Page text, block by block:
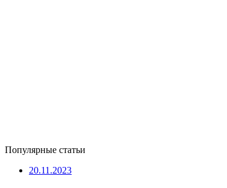
Популярные статьи
20.11.2023